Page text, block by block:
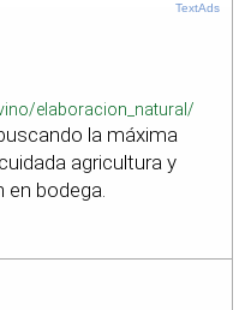
TextAds
elaboracion_natural/
la máxima
agricultura y
en bodega.